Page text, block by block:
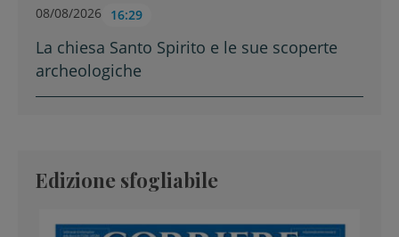
08/08/2026 16:29
La chiesa Santo Spirito e le sue scoperte
archeologiche
Edizione sfogliabile